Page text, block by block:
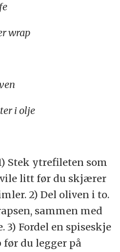
wrap
i olje
Stek ytrefileten som
litt før du skjærer
2) Del oliven i to.
sammen med
3) Fordel en spiseskje
før du legger på